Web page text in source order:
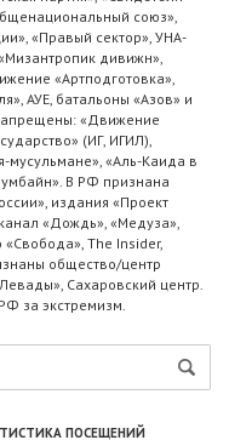
союз»,
«Правый сектор», УНА-
дивижн»,
«Артподготовка»,
АУЕ, батальоны «Азов» и
«Движение
(ИГ, ИГИЛ),
мусульмане», «Аль-Каида в
В РФ признана
издания «Проект
«Дождь», «Медуза»,
The Insider,
общество/центр
Сахаровский центр.
за экстремизм.
ПОСЕЩЕНИЙ